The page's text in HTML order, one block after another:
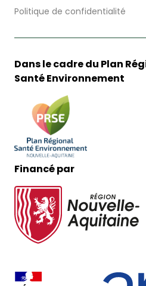
Politique de confidentialité
Dans le cadre du Plan
Santé Environnement
Financé par